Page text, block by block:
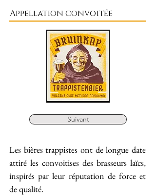
Appellation convoitée
Suivant
Les bières trappistes ont de longue date
attiré les convoitises des brasseurs laïcs,
inspirés par leur réputation de force et
de qualité.